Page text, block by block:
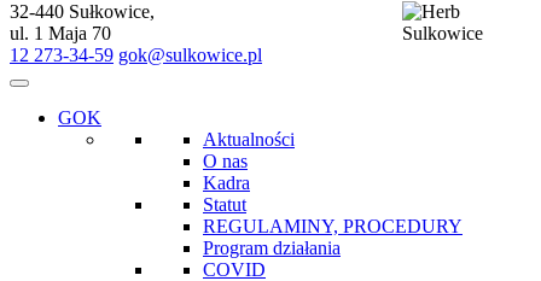
Gminny Ośrodek Kultury "KUŹNIA" w Sułkowicach
32-440 Sułkowice,
ul. 1 Maja 70
12 273-34-59 gok@sulkowice.pl
GOK
Aktualności
O nas
Kadra
Statut
REGULAMINY, PROCEDURY
Program działania
COVID